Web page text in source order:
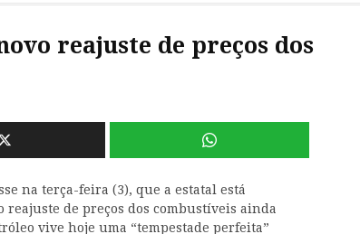
reajuste de preços dos
na terça-feira (3), que a estatal está
de preços dos combustíveis ainda
vive hoje uma “tempestade perfeita”